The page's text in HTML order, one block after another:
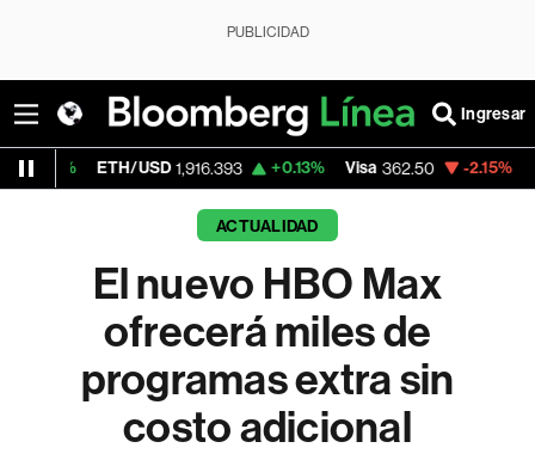
PUBLICIDAD
Ingresar
ETH/USD 1,916.393 +0.13% Visa 362.50 -2.15%
ACTUALIDAD
El nuevo HBO Max
ofrecerá miles de
programas extra sin
costo adicional